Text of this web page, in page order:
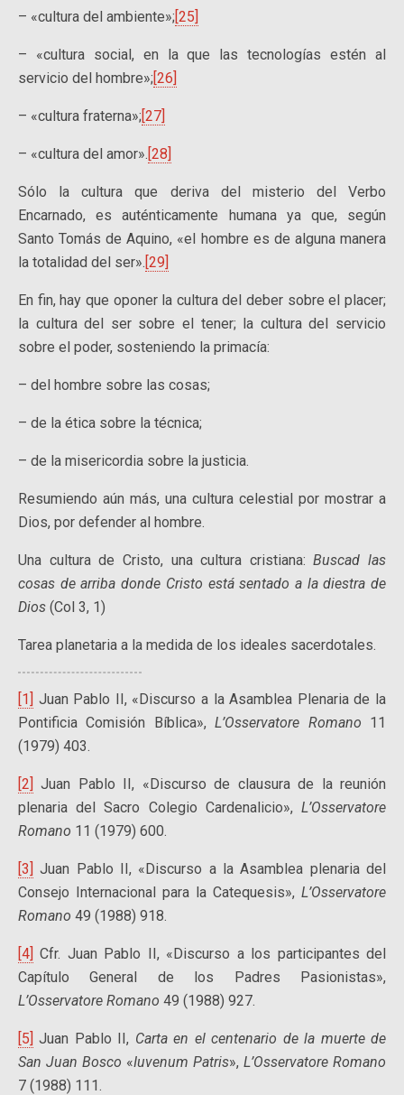
– «cultura del ambiente»;[25]
– «cultura social, en la que las tecnologías estén al
servicio del hombre»;[26]
– «cultura fraterna»;[27]
– «cultura del amor».[28]
Sólo la cultura que deriva del misterio del Verbo
Encarnado, es auténticamente humana ya que, según
Santo Tomás de Aquino, «el hombre es de alguna manera
la totalidad del ser».[29]
En fin, hay que oponer la cultura del deber sobre el placer;
la cultura del ser sobre el tener; la cultura del servicio
sobre el poder, sosteniendo la primacía:
– del hombre sobre las cosas;
– de la ética sobre la técnica;
– de la misericordia sobre la justicia.
Resumiendo aún más, una cultura celestial por mostrar a
Dios, por defender al hombre.
Una cultura de Cristo, una cultura cristiana:Buscad las
cosas de arriba donde Cristo está sentado a la diestra de
Dios (Col 3, 1)
Tarea planetaria a la medida de los ideales sacerdotales.
[1] Juan Pablo II, «Discurso a la Asamblea Plenaria de la
Pontificia Comisión Bíblica»,L’Osservatore Romano 11
(1979) 403.
[2] Juan Pablo II, «Discurso de clausura de la reunión
plenaria del Sacro Colegio Cardenalicio», L’Osservatore
Romano 11 (1979) 600.
[3] Juan Pablo II, «Discurso a la Asamblea plenaria del
Consejo Internacional para la Catequesis», L’Osservatore
Romano 49 (1988) 918.
[4] Cfr. Juan Pablo II, «Discurso a los participantes del
Capítulo General de los Padres Pasionistas»,
L’Osservatore Romano 49 (1988) 927.
[5] Juan Pablo II, Carta en el centenario de la muerte de
San Juan Bosco «Iuvenum Patris», L’Osservatore Romano
7 (1988) 111.